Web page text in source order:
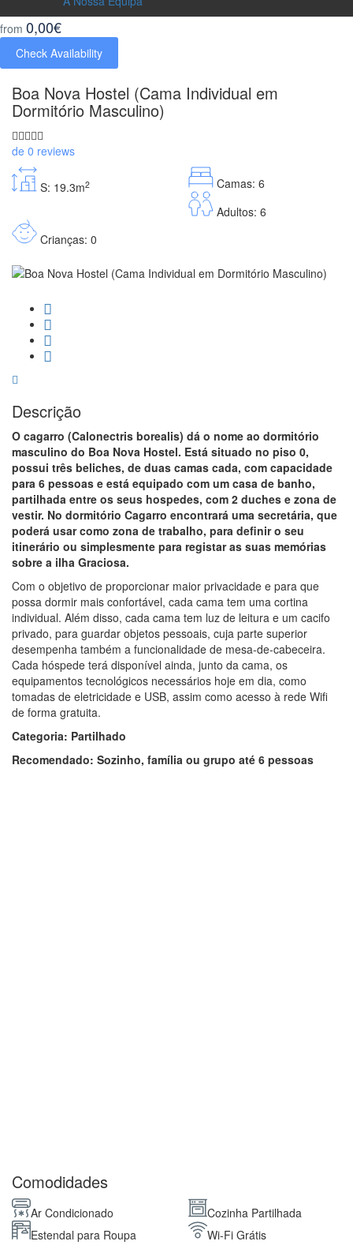
from 0,00€
Check Availability
Boa Nova Hostel (Cama Individual em
Dormitório Masculino)
de 0 reviews
S: 19.3m2
Camas: 6
Adultos: 6
Crianças: 0
Descrição
O cagarro (Calonectris borealis) dá o nome ao dormitório
masculino do Boa Nova Hostel. Está situado no piso 0,
possui três beliches, de duas camas cada, com capacidade
para 6 pessoas e está equipado com um casa de banho,
partilhada entre os seus hospedes, com 2 duches e zona de
vestir. No dormitório Cagarro encontrará uma secretária, que
poderá usar como zona de trabalho, para definir o seu
itinerário ou simplesmente para registar as suas memórias
sobre a ilha Graciosa.
Com o objetivo de proporcionar maior privacidade e para que
possa dormir mais confortável, cada cama tem uma cortina
individual. Além disso, cada cama tem luz de leitura e um cacifo
privado, para guardar objetos pessoais, cuja parte superior
desempenha também a funcionalidade de mesa-de-cabeceira.
Cada hóspede terá disponível ainda, junto da cama, os
equipamentos tecnológicos necessários hoje em dia, como
tomadas de eletricidade e USB, assim como acesso à rede Wifi
de forma gratuita.
Categoria: Partilhado
Recomendado: Sozinho, família ou grupo até 6 pessoas
Comodidades
Ar Condicionado
Cozinha Partilhada
Estendal para Roupa
Wi-Fi Grátis